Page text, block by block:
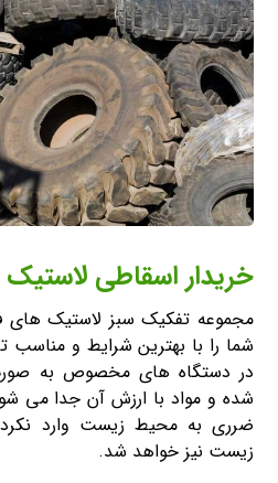
خریدار اسقاطی
مجموعه تفکیک سبز لاستیک های
شما را با بهترین شرایط و مناسب
در دستگاه های مخصوص به صورت
شده و مواد با ارزش آن جدا می
ضرری به محیط زیست وارد
زیست نیز خواهد شد.